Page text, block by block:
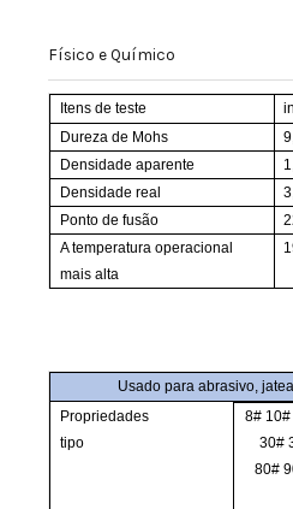
Físico e Químico
Itens de teste
Dureza de Mohs
Densidade aparente
Densidade real
Ponto de fusão
A temperatura operacional
mais alta
Usado para abrasivo,
Propriedades
tipo
8#
30#
80#